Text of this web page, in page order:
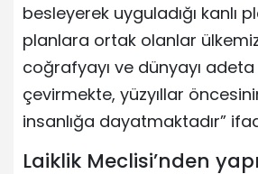
besleyerek uyguladığı kanlı
planlara ortak olanlar
coğrafyayı ve dünyayı
çevirmekte, yüzyıllar
insanlığa dayatmaktadır”
Laiklik Meclisi’nden